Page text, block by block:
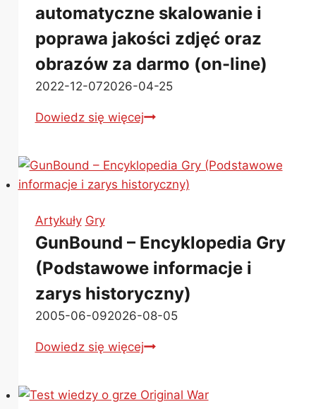
automatyczne skalowanie i
poprawa jakości zdjęć oraz
obrazów za darmo (on-line)
2022-12-072026-04-25
Dowiedz się więcej„Sztuczna
automatyczne
skalowanie
jakości
zdjęć
oraz
obrazów
darmo
Artykuły Gry
GunBound – Encyklopedia Gry
(Podstawowe informacje i
zarys historyczny)
2005-06-092026-08-05
Dowiedz się więcejGunBound
Gry